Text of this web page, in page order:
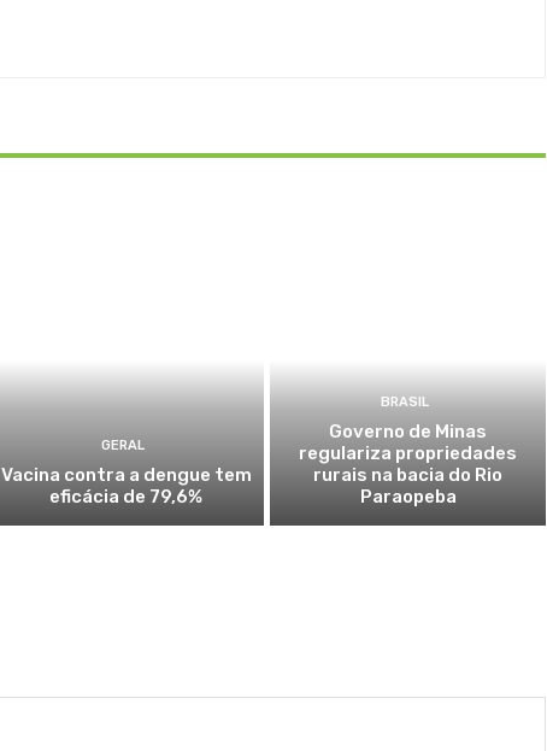
GERAL
Vacina contra a dengue tem
eficácia de 79,6%
BRASIL
Governo de Minas
regulariza propriedades
rurais na bacia do Rio
Paraopeba